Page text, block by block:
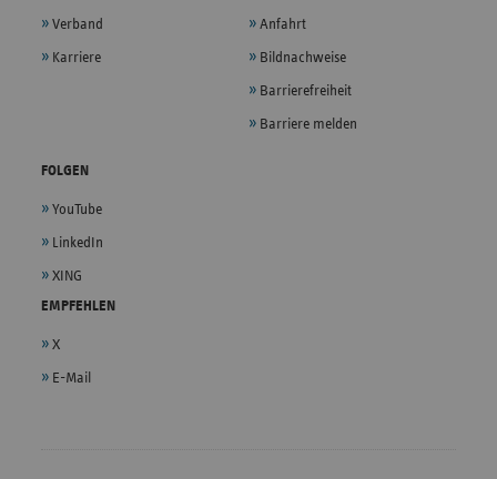
Verband
Karriere
Anfahrt
Bildnachweise
Barrierefreiheit
Barriere melden
FOLGEN
YouTube
LinkedIn
XING
EMPFEHLEN
X
E-Mail